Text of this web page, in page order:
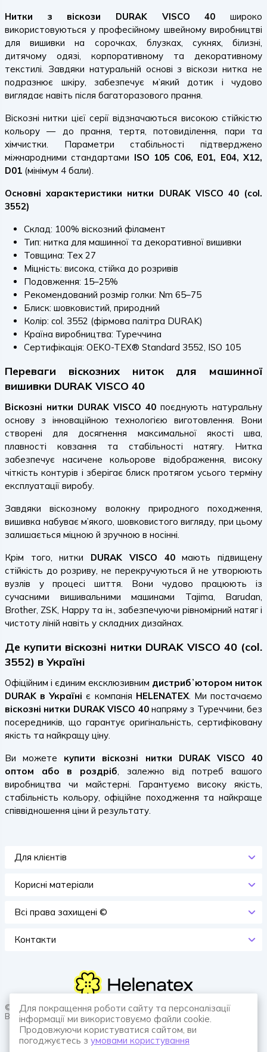
Нитки з віскози DURAK VISCO 40 широко
використовуються у професійному швейному виробництві
для вишивки на сорочках, блузках, сукнях, білизні,
дитячому одязі, корпоративному та декоративному
текстилі. Завдяки натуральній основі з віскози нитка не
подразнює шкіру, забезпечує м’який дотик і чудово
виглядає навіть після багаторазового прання.
Віскозні нитки цієї серії відзначаються високою стійкістю
кольору — до прання, тертя, потовиділення, пари та
хімчистки. Параметри стабільності підтверджено
міжнародними стандартами ISO 105 C06, E01, E04, X12,
D01 (мінімум 4 бали).
Основні характеристики нитки DURAK VISCO 40 (col.
3552)
Склад: 100% віскозний філамент
Тип: нитка для машинної та декоративної вишивки
Товщина: Tex 27
Міцність: висока, стійка до розривів
Подовження: 15–25%
Рекомендований розмір голки: Nm 65–75
Блиск: шовковистий, природний
Колір: col. 3552 (фірмова палітра DURAK)
Країна виробництва: Туреччина
Сертифікація: OEKO-TEX® Standard 3552, ISO 105
Переваги віскозних ниток для машинної
вишивки DURAK VISCO 40
Віскозні нитки DURAK VISCO 40 поєднують натуральну
основу з інноваційною технологією виготовлення. Вони
створені для досягнення максимальної якості шва,
плавності ковзання та стабільності натягу. Нитка
забезпечує насичене кольорове відображення, високу
чіткість контурів і зберігає блиск протягом усього терміну
експлуатації виробу.
Завдяки віскозному волокну природного походження,
вишивка набуває м’якого, шовковистого вигляду, при цьому
залишається міцною й зручною в носінні.
Крім того, нитки DURAK VISCO 40мають підвищену
стійкість до розриву, не перекручуються й не утворюють
вузлів у процесі шиття. Вони чудово працюють із
сучасними вишивальними машинами Tajima, Barudan,
Brother, ZSK, Happy та ін., забезпечуючи рівномірний натяг і
чистоту ліній навіть у складних дизайнах.
Де купити віскозні нитки DURAK VISCO 40 (col.
3552) в Україні
Офіційним і єдиним ексклюзивним дистрибʼютором ниток
DURAK в Україні є компанія HELENATEX. Ми постачаємо
віскозні нитки DURAK VISCO 40напряму з Туреччини, без
посередників, що гарантує оригінальність, сертифіковану
якість та найкращу ціну.
Ви можете купити віскозні нитки DURAK VISCO 40
оптом або в роздріб, залежно від потреб вашого
виробництва чи майстерні. Гарантуємо високу якість,
стабільність кольору, офіційне походження та найкраще
співвідношення ціни й результату.
Для клієнтів
Корисні матеріали
Всi права захищенi ©
Контакти
© 2026 HELENATEX «Ґудзики, вішаки, нитки. Власне виробництво.
Все для швейної справи.»
Для покращення роботи сайту та персоналізації
інформації ми використовуємо файли cookie.
Продовжуючи користуватися сайтом, ви
погоджуєтесь з умовами користування